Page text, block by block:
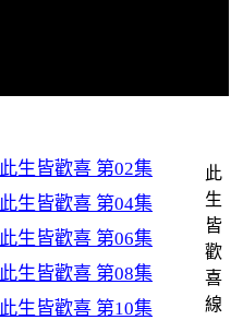
此生皆歡喜 第02集
此生皆歡喜 第04集
此生皆歡喜 第06集
此生皆歡喜 第08集
此生皆歡喜 第10集
此
生
皆
歡
喜
線